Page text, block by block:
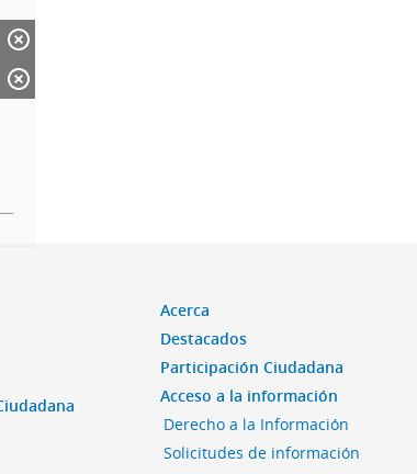
Acerca
Destacados
Participación Ciudadana
Acceso a la información
Derecho a la Información
Solicitudes de información